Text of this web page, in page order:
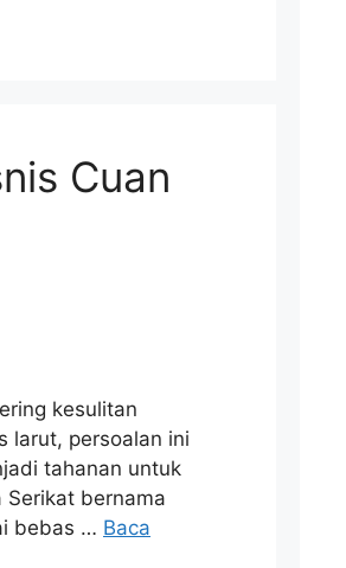
Cuan
kesulitan
larut, persoalan ini
tahanan untuk
bernama
bebas … Baca